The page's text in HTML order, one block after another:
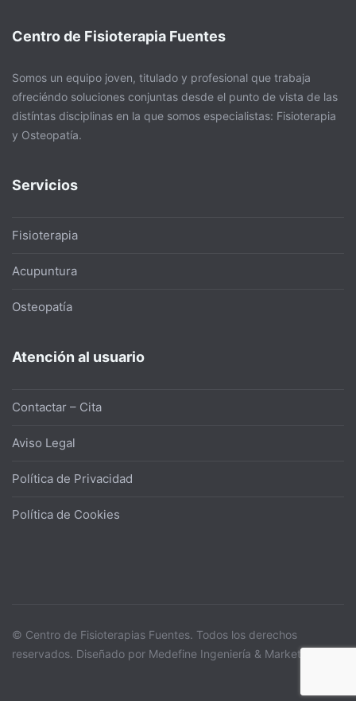
Centro de Fisioterapia Fuentes
Somos un equipo joven, titulado y profesional que trabaja
ofreciéndo soluciones conjuntas desde el punto de vista de las
distíntas disciplinas en la que somos especialistas: Fisioterapia
y Osteopatía.
Servicios
Fisioterapia
Acupuntura
Osteopatía
Atención al usuario
Contactar – Cita
Aviso Legal
Política de Privacidad
Política de Cookies
© Centro de Fisioterapias Fuentes. Todos los derechos
reservados. Diseñado por Medefine Ingeniería & Marketing